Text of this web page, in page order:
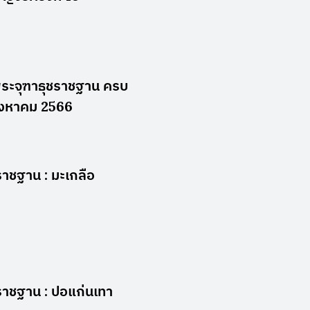
จุฑาธุชราชฐาน ครบ
หาคม 2566
ชฐาน : มะเกลือ
ชฐาน : ปอแก่นเทา